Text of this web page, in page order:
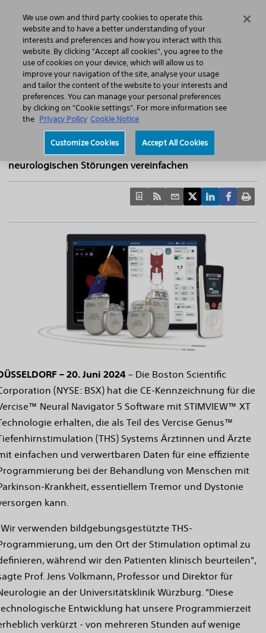
Search Menu
Home Featured Stories Press Releases
Boston Scientific erhält CE-Kennzeichnung
für bildgesteuerte Programmiersoftware
für die tiefe Hirnstimulation
Vercise™ Neural Navigator 5 mit STIMVIEW™ XT-
Technologie soll das Verfahren für Menschen mit
neurologischen Störungen vereinfachen
– 20. Juni 2024 – Die Boston Scientific
(NYSE: BSX) hat die CE-Kennzeichnung für die
Neural Navigator 5 Software mit STIMVIEW™ XT
erhalten, die als Teil des Vercise Genus™
(THS) Systems Ärztinnen und Ärzte
einfachen und verwertbaren Daten für eine effiziente
bei der Behandlung von Menschen mit
Krankheit, essentiellem Tremor und Dystonie
kann.
verwenden bildgebungsgestützte THS-
um den Ort der Stimulation optimal zu
während wir den Patienten klinisch beurteilen",
Prof. Jens Volkmann, Professor und Direktor für
an der Universitätsklinik Würzburg. "Diese
Entwicklung hat unsere Programmierzeit
verkürzt - von mehreren Stunden auf wenige
We use own and third party cookies to operate this
website and to have a better understanding of your
interests and preferences and how you interact with this
website. By clicking "Accept all cookies", you agree to the
use of cookies on your device, which will allow us to
improve your navigation of the site, analyse your usage
and tailor the content of the website to your interests and
preferences. You can manage your personal preferences
by clicking on "Cookie settings". For more information see
the Privacy Policy Cookie Notice
Customize Cookies Accept All Cookies